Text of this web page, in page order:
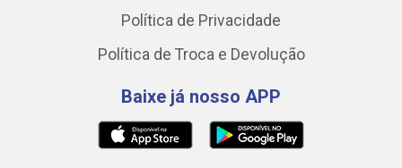
Política de Privacidade
Política de Troca e Devolução
Baixe já nosso APP